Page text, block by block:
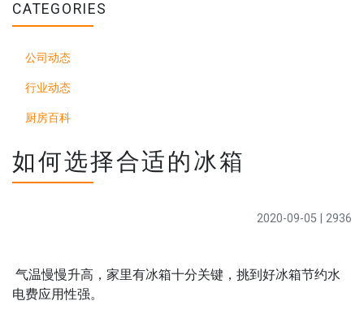
CATEGORIES
公司动态
行业动态
厨房百科
如何选择合适的冰箱
2020-09-05 | 2936
气温慢慢升高，家里有冰箱十分关键，挑到好冰箱节约水
电费应用性强。